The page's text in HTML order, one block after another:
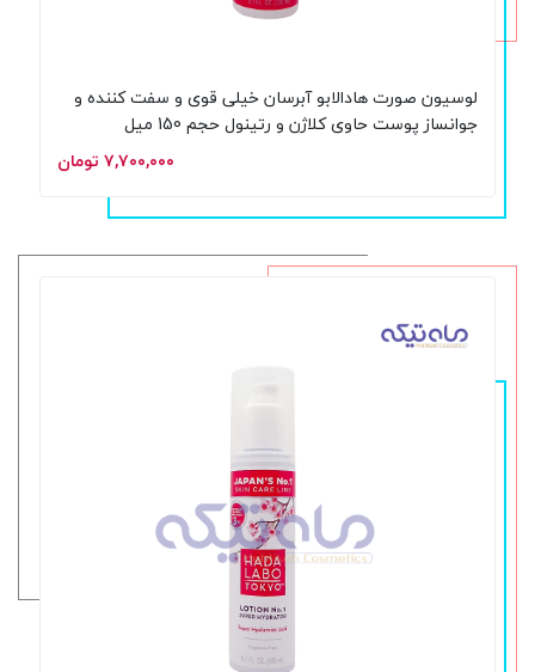
لوسیون صورت هادالابو آبرسان خیلی قوی و سفت کننده و
جوانساز پوست حاوی کلاژن و رتینول حجم 150 میل
۷,۷۰۰,۰۰۰ تومان